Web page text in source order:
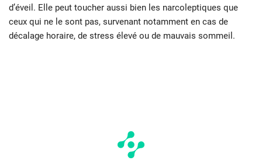
d’éveil. Elle peut toucher aussi bien les narcoleptiques que
ceux qui ne le sont pas, survenant notamment en cas de
décalage horaire, de stress élevé ou de mauvais sommeil.